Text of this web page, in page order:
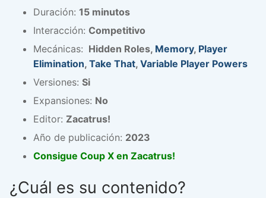
Duración: 15 minutos
Interacción: Competitivo
Mecánicas: Hidden Roles, Memory, Player
Elimination, Take That, Variable Player Powers
Versiones: Si
Expansiones: No
Editor: Zacatrus!
Año de publicación: 2023
Consigue Coup X en Zacatrus!
¿Cuál es su contenido?